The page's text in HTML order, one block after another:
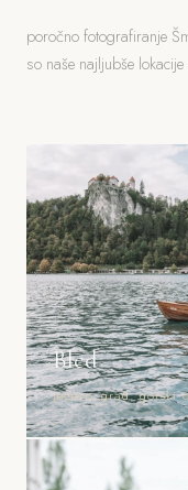
poročno fotografiranje
so naše najljubše
Bled
Jezero, grad, gorski